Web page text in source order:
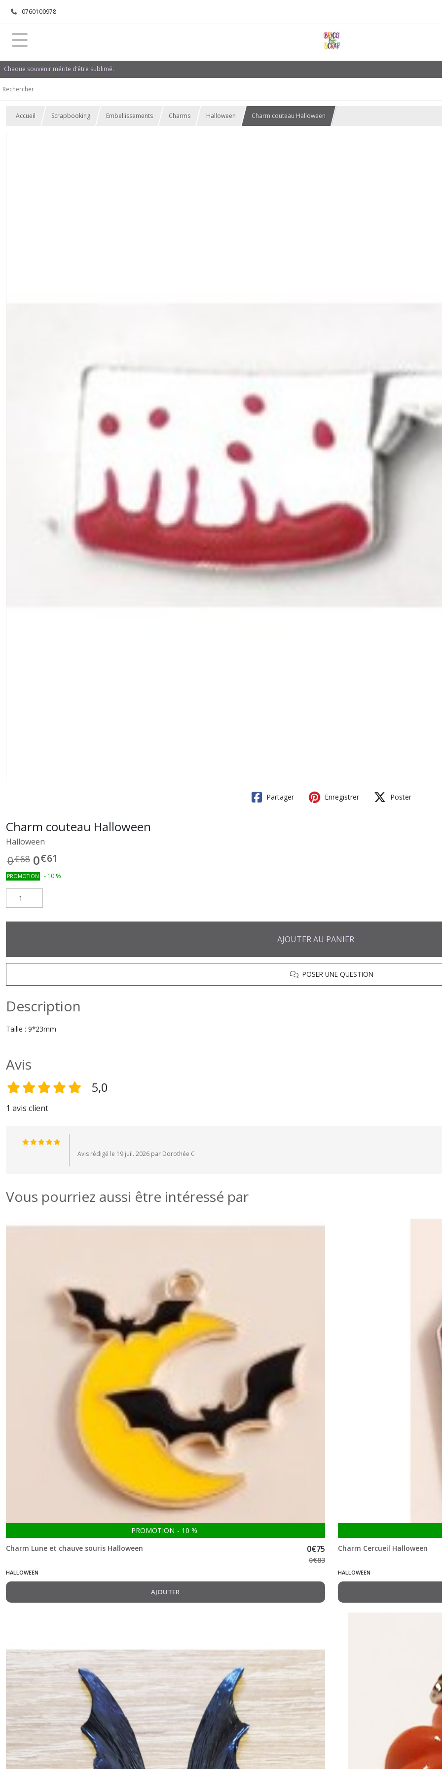
0760100978
Chaque souvenir mérite d’être sublimé.
Accueil Scrapbooking Embellissements Charms Halloween Charm couteau Halloween
Partager Enregistrer Poster
Charm couteau Halloween
Halloween
0€68 0€61
PROMOTION - 10 %
AJOUTER AU PANIER
POSER UNE QUESTION
Description
Taille : 9*23mm
Avis
5,0
1 avis client
Avis rédigé le 19 juil. 2026 par Dorothée C
Vous pourriez aussi être intéressé par
PROMOTION - 10 %
Charm Lune et chauve souris Halloween
0€75
0€83
HALLOWEEN
AJOUTER
Charm Cercueil Halloween
HALLOWEEN